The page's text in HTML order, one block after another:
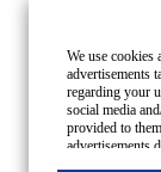
We use cookies
advertisements
regarding your
social media
provided to
advertisements